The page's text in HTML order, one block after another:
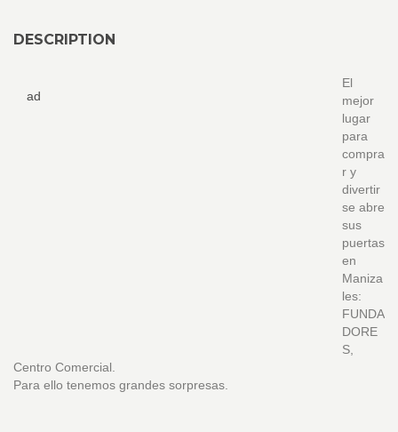
DESCRIPTION
ad
El
mejor
lugar
para
compra
r y
divertir
se abre
sus
puertas
en
Maniza
les:
FUNDA
DORE
S,
Centro Comercial.
Para ello tenemos grandes sorpresas.